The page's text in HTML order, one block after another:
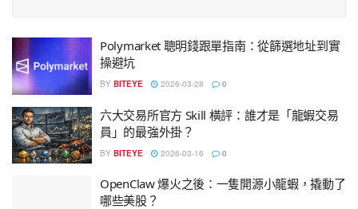
Polymarket 聰明錢跟單指南：從篩選地址到實
操避坑
BY BITEYE 2026-03-28 0
六大交易所官方 Skill 橫評：誰才是「龍蝦交易
員」的最強外掛？
BY BITEYE 2026-03-16 0
OpenClaw 爆火之後：一隻開源小龍蝦，撬動了
哪些美股？